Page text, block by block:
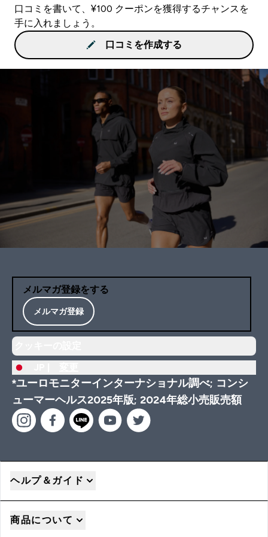
口コミを書いて、¥100 クーポンを獲得するチャンスを
手に入れましょう。
口コミを作成する
メルマガ登録をする
メルマガ登録
*ユーロモニターインターナショナル調べ; コンシ
ューマーヘルス2025年版; 2024年総小売販売額
ヘルプ＆ガイド
商品について